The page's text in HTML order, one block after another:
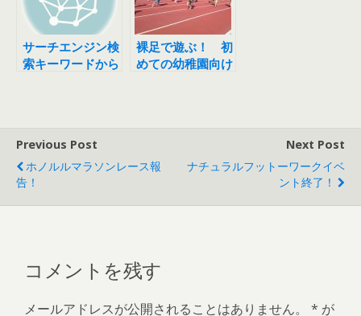
サーチエンジン検
索キーワードから
裸足で遊ぶ！ 初
めての幼稚園向け
Previous Post
ホノルルマラソンレース報
告！
Next Post
ナチュラルフットーワークイベ
ント終了！
コメントを残す
メールアドレスが公開されることはありません。 * が